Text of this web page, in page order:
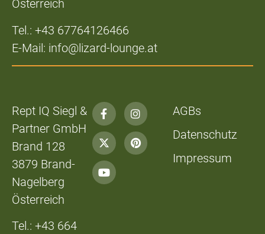
Österreich
Tel.: +43 67764126466
E-Mail: info@lizard-lounge.at
Rept IQ Siegl &
Partner GmbH
Brand 128
3879 Brand-
Nagelberg
Österreich
Tel.: +43 664
AGBs
Datenschutz
Impressum